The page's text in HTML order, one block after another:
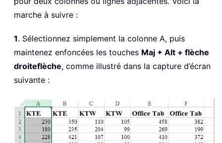
marche à suivre :
1. Sélectionnez simplement la colonne A, puis
maintenez enfoncées les touches Maj + Alt + flèche
droiteflèche, comme illustré dans la capture d’écran
suivante :